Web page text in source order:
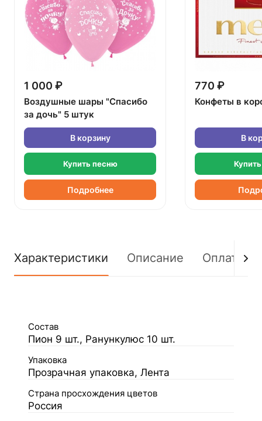
1 000 ₽
Воздушные шары "Спасибо
за дочь" 5 штук
В корзину
Купить песню
Подробнее
770 ₽
Конфеты в
В
Характеристики Описание Оплата
Состав
Пион 9 шт., Ранункулюс 10 шт.
Упаковка
Прозрачная упаковка, Лента
Страна просхождения цветов
Россия